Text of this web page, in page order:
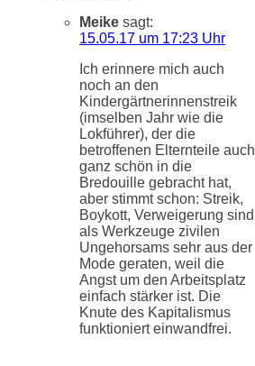
Meike sagt:
15.05.17 um 17:23 Uhr
Ich erinnere mich auch
noch an den
Kindergärtnerinnenstreik
(imselben Jahr wie die
Lokführer), der die
betroffenen Elternteile auch
ganz schön in die
Bredouille gebracht hat,
aber stimmt schon: Streik,
Boykott, Verweigerung sind
als Werkzeuge zivilen
Ungehorsams sehr aus der
Mode geraten, weil die
Angst um den Arbeitsplatz
einfach stärker ist. Die
Knute des Kapitalismus
funktioniert einwandfrei.